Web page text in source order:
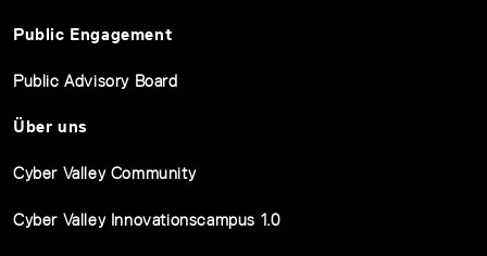
Public Engagement
Public Advisory Board
Über uns
Cyber Valley Community
Cyber Valley Innovationscampus 1.0